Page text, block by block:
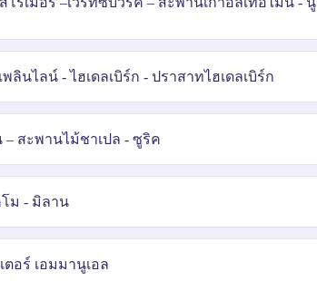
ลินไลน์ - ไฮเดลเบิร์ก - ปราสาทไฮเดลเบิร์ก
– สะพานไม้ชาเปล - ซูริค
โม - มิลาน
ตอร์ เอมมานูเอล